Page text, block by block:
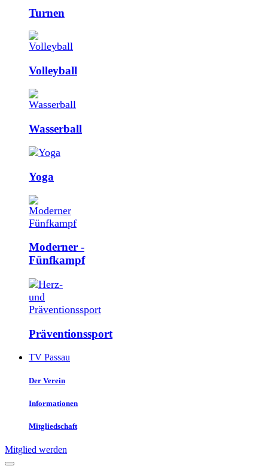
Turnen
Volleyball
Wasserball
Yoga
Moderner ­
Fünfkampf
Präventions­sport
TV Passau
Der Verein
Informationen
Mitgliedschaft
Mitglied werden